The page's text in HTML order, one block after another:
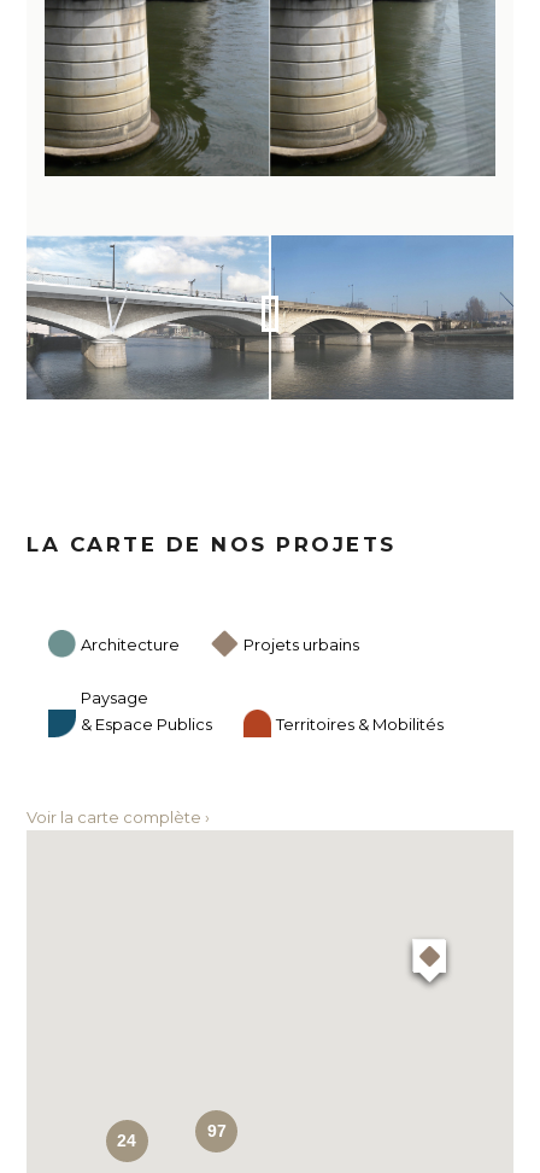
LA CARTE DE NOS PROJETS
Architecture Projets urbains
Paysage
& Espace Publics
Territoires & Mobilités
Voir la carte complète ›
97
24